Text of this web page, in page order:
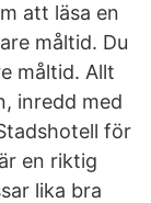
att läsa en
måltid. Du
måltid. Allt
inredd med
för
en riktig
lika bra